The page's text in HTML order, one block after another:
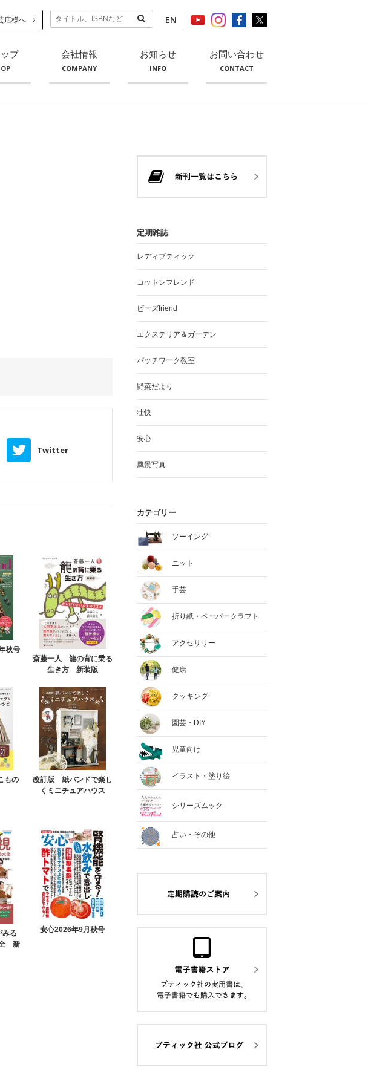
店様へ EN
プ 会社情報
COMPANY
お知らせ
INFO
お問い合わせ
CONTACT
Twitter
秋号
斎藤一人 龍の背に乗る
生き方 新装版
もの
改訂版 紙バンドで楽し
くミニチュアハウス
みる
全 新
安心2026年9月秋号
定期雑誌
レディブティック
コットンフレンド
ビーズfriend
エクステリア＆ガーデン
パッチワーク教室
野菜だより
壮快
安心
風景写真
カテゴリー
ソーイング
ニット
手芸
折り紙・ペーパークラフト
アクセサリー
健康
クッキング
園芸・DIY
児童向け
イラスト・塗り絵
シリーズムック
占い・その他